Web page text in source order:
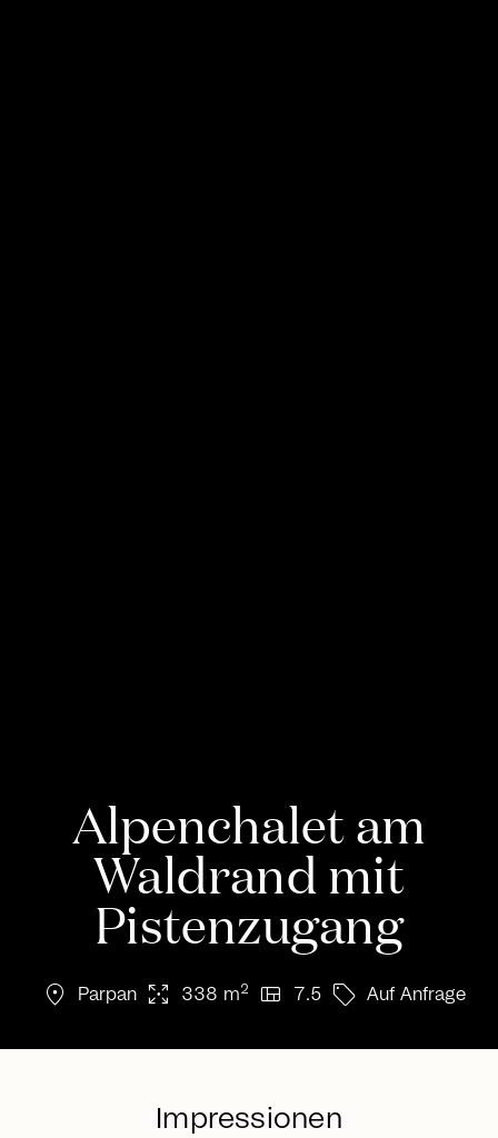
Alpenchalet am
Waldrand mit
Pistenzugang
location_on Parpan arrows_output 338 m2 view_quilt 7.5 sell Auf Anfrage
Impressionen